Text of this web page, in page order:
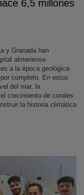
6,5 millones
y Granada han
almeriense
a la época geológica
completo. En estos
del mar, la
crecimiento de corales
la historia climática